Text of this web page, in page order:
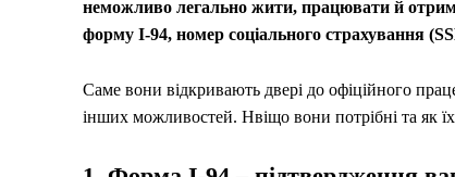
неможливо легально жити, працювати й
форму I-94, номер соціального страхування
Саме вони відкривають двері до офіційного
інших можливостей. Нвіщо вони потрібні та як